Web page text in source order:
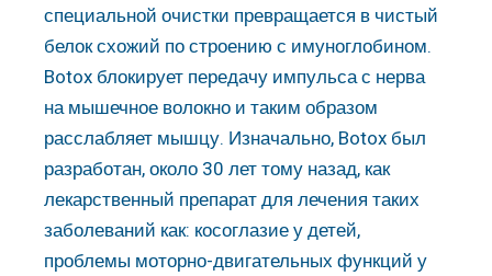
специальной очистки превращается в чистый
белок схожий по строению с имуноглобином.
Botox блокирует передачу импульса с нерва
на мышечное волокно и таким образом
расслабляет мышцу. Изначально, Botox был
разработан, около 30 лет тому назад, как
лекарственный препарат для лечения таких
заболеваний как: косоглазие у детей,
проблемы моторно-двигательных функций у